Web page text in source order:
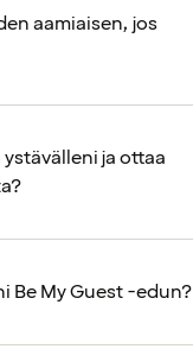
aamiaisen, jos
ja ottaa
Be My Guest -edun?